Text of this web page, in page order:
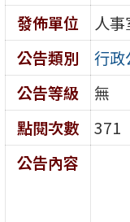
發佈單位
人事
公告類別
行政
公告等級
無
點閱次數
371
公告內容